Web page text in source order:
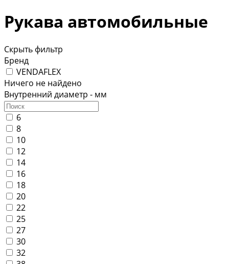
Рукава автомобильные
Скрыть фильтр
Бренд
VENDAFLEX
Ничего не найдено
Внутренний диаметр - мм
6
8
10
12
14
16
18
20
22
25
27
30
32